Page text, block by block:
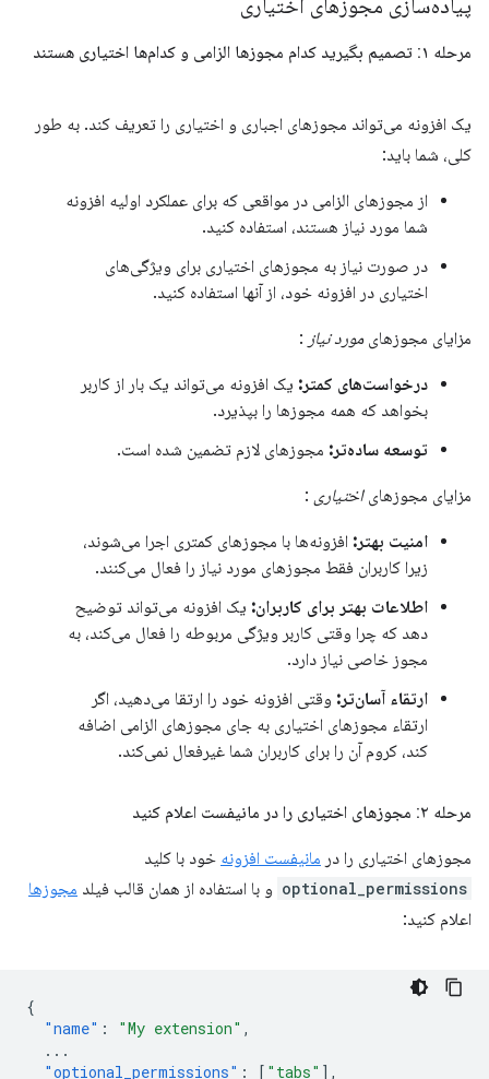
پیاده‌سازی مجوزهای اختیاری
مرحله ۱: تصمیم بگیرید کدام مجوزها الزامی و کدام‌ها اختیاری هستند
یک افزونه می‌تواند مجوزهای اجباری و اختیاری را تعریف کند. به طور
کلی، شما باید:
از مجوزهای الزامی در مواقعی که برای عملکرد اولیه افزونه
شما مورد نیاز هستند، استفاده کنید.
در صورت نیاز به مجوزهای اختیاری برای ویژگی‌های
اختیاری در افزونه خود، از آنها استفاده کنید.
مزایای مجوزهای مورد نیاز :
درخواست‌های کمتر: یک افزونه می‌تواند یک بار از کاربر
بخواهد که همه مجوزها را بپذیرد.
توسعه ساده‌تر: مجوزهای لازم تضمین شده است.
مزایای مجوزهایاختیاری :
امنیت بهتر: افزونه‌ها با مجوزهای کمتری اجرا می‌شوند،
زیرا کاربران فقط مجوزهای مورد نیاز را فعال می‌کنند.
اطلاعات بهتر برای کاربران: یک افزونه می‌تواند توضیح
دهد که چرا وقتی کاربر ویژگی مربوطه را فعال می‌کند، به
مجوز خاصی نیاز دارد.
ارتقاء آسان‌تر: وقتی افزونه خود را ارتقا می‌دهید، اگر
ارتقاء مجوزهای اختیاری به جای مجوزهای الزامی اضافه
کند، کروم آن را برای کاربران شما غیرفعال نمی‌کند.
مرحله ۲: مجوزهای اختیاری را در مانیفست اعلام کنید
مجوزهای اختیاری را در مانیفست افزونه خود با کلید
optional_permissions و با استفاده از همان قالب فیلد مجوزها
اعلام کنید:
{
"name" : "My extension" ,
...
"optional_permissions" : [ "tabs" ],